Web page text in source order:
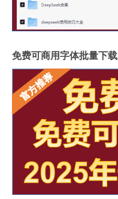
免费可商用字体批量下载